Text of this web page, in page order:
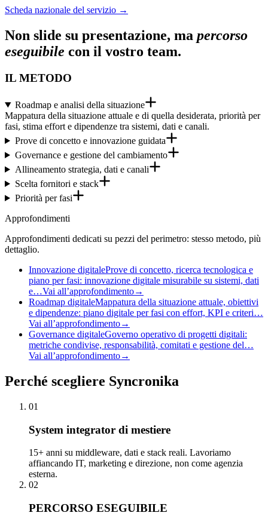
Scheda nazionale del servizio →
Non slide su presentazione, ma percorso
eseguibile con il vostro team.
IL METODO
Roadmap e analisi della situazione
Mappatura della situazione attuale e di quella desiderata, priorità per
fasi, stima effort e dipendenze tra sistemi, dati e canali.
Prove di concetto e innovazione guidata
Governance e gestione del cambiamento
Allineamento strategia, dati e canali
Scelta fornitori e stack
Priorità per fasi
Approfondimenti
Approfondimenti dedicati su pezzi del perimetro: stesso metodo, più
dettaglio.
Innovazione digitaleProve di concetto, ricerca tecnologica e
piano per fasi: innovazione digitale misurabile su sistemi, dati
e…Vai all’approfondimento→
Roadmap digitaleMappatura della situazione attuale, obiettivi
e dipendenze: piano digitale per fasi con effort, KPI e criteri…
Vai all’approfondimento→
Governance digitaleGoverno operativo di progetti digitali:
metriche condivise, responsabilità, comitati e gestione del…
Vai all’approfondimento→
Perché scegliere Syncronika
01
System integrator di mestiere
15+ anni su middleware, dati e stack reali. Lavoriamo
affiancando IT, marketing e direzione, non come agenzia
esterna.
02
PERCORSO ESEGUIBILE